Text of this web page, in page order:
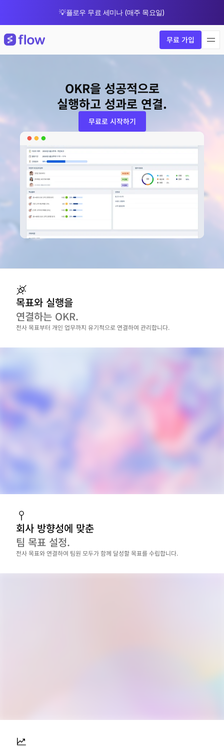
💡플로우 무료 세미나 (매주 목요일)
무료 가입
OKR을 성공적으로
실행하고 성과로 연결.
무료로 시작하기
목표와 실행을
연결하는 OKR.
전사 목표부터 개인 업무까지 유기적으로 연결하여 관리합니다.
회사 방향성에 맞춘
팀 목표 설정.
전사 목표와 연결하여 팀원 모두가 함께 달성할 목표를 수립합니다.